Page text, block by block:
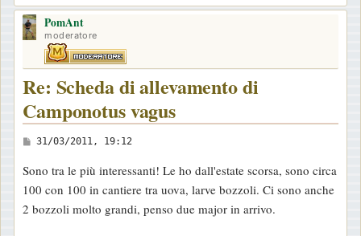
o
PomAnt
moderatore
Re: Scheda di allevamento di
Camponotus vagus
M
s
s
a
31/03/2011, 19:12
Sono tra le più interessanti! Le ho dall'estate scorsa, sono circa
100 con 100 in cantiere tra uova, larve bozzoli. Ci sono anche
2 bozzoli molto grandi, penso due major in arrivo.